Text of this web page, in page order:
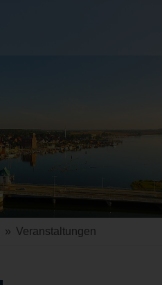
» Veranstaltungen